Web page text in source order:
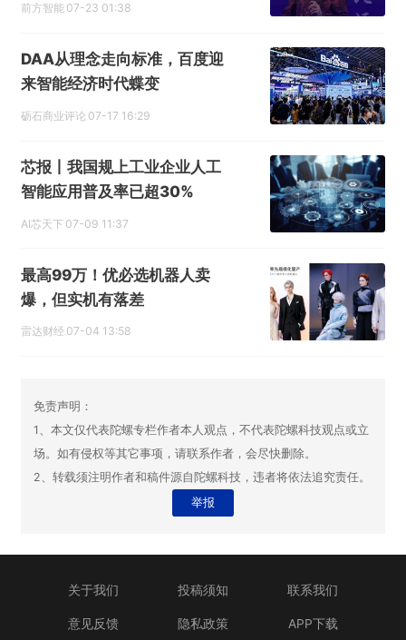
前方智能 07-23 01:38
DAA从理念走向标准，百度迎
来智能经济时代蝶变
砺石商业评论 07-17 16:29
芯报丨我国规上工业企业人工
智能应用普及率已超30%
AI芯天下 07-09 11:37
最高99万！优必选机器人卖
爆，但实机有落差
雷达财经 07-04 13:58
免责声明：
1、本文仅代表陀螺专栏作者本人观点，不代表陀螺科技观点或立
场。如有侵权等其它事项，请联系作者，会尽快删除。
2、转载须注明作者和稿件源自陀螺科技，违者将依法追究责任。
举报
关于我们 投稿须知 联系我们
意见反馈 隐私政策 APP下载